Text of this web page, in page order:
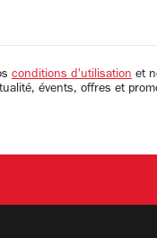
conditions d'utilisation et
évents, offres et